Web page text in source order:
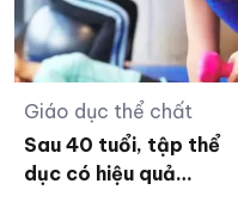
Giáo dục thể chất
Sau 40 tuổi, tập thể
dục có hiệu quả